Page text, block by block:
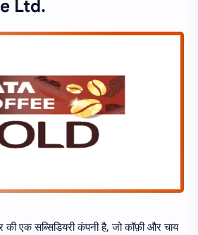
Ltd.
एक सब्सिडियरी कंपनी है, जो कॉफ़ी और चाय